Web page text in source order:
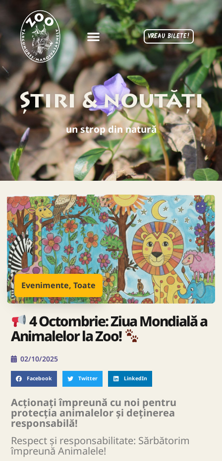
VREAU BILETE!
Știri & noutăți
un strop din natură
Evenimente, Toate
4 Octombrie: Ziua Mondială a
Animalelor la Zoo!
02/10/2025
Facebook Twitter LinkedIn
Acționați împreună cu noi pentru
protecția animalelor și deținerea
responsabilă!
Respect și responsabilitate: Sărbătorim
împreună Animalele!